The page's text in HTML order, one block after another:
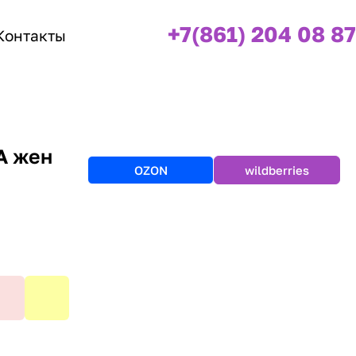
+7(861) 204 08 87
жен
OZON wildberries